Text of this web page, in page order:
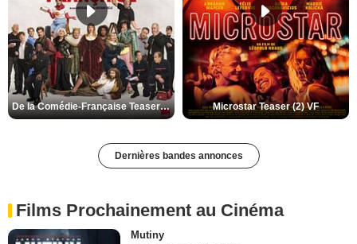
De la Comédie-Française Teaser (3) VF Microstar Teaser (2) VF
Dernières bandes annonces
Films Prochainement au Cinéma
Mutiny